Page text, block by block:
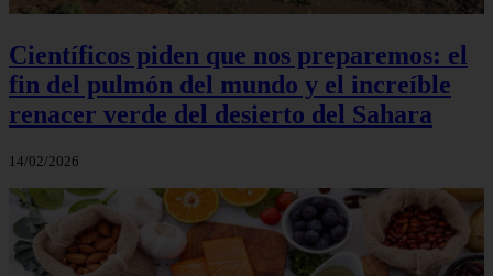
Científicos piden que nos preparemos: el
fin del pulmón del mundo y el increíble
renacer verde del desierto del Sahara
14/02/2026